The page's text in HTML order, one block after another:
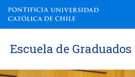
Escuela de Graduados